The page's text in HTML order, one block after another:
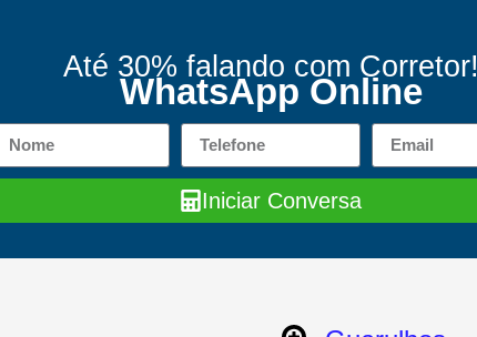
Até 30% falando com Corretor!
WhatsApp Online
Iniciar Conversa